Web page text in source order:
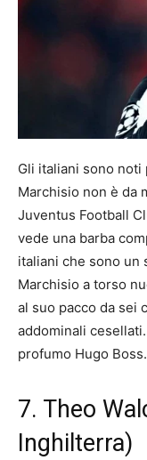
Gli italiani sono
Marchisio non è da
Juventus Football
vede una barba
italiani che sono un
Marchisio a torso
al suo pacco da sei
addominali
profumo Hugo Boss.
7. Theo
Inghilterra)